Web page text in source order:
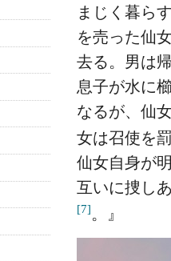
まじく暮ら
を売った仙
去る。男は
息子が水に
なるが、仙
女は召使を
仙女自身が
互いに捜し
[7] 。』